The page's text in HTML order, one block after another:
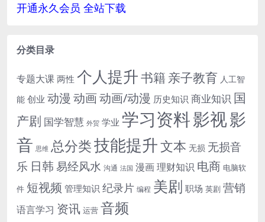
开通永久会员 全站下载
分类目录
专题大课 两性 个人提升书籍 亲子教育 人工智
能 创业 动漫 动画动画/动漫 历史知识 商业知识 国
产剧 国学智慧 外贸 学业 学习资料影视影
音 思维 总分类技能提升文本 无损 无损音
乐 日韩易经风水 沟通 法国 漫画理财知识 电商 电脑软
件 短视频 管理知识 纪录片 编程 美剧 职场 英剧 营销
语言学习 资讯 运营 音频